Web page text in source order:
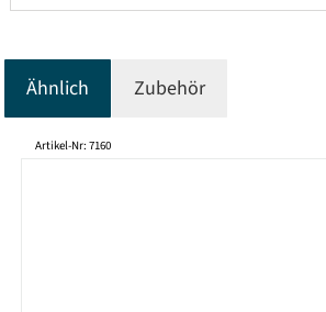
Ähnlich Zubehör
Produktgalerie überspringen
Artikel-Nr: 7160